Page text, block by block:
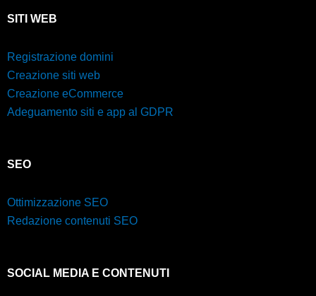
SITI WEB
Registrazione domini
Creazione siti web
Creazione eCommerce
Adeguamento siti e app al GDPR
SEO
Ottimizzazione SEO
Redazione contenuti SEO
SOCIAL MEDIA E CONTENUTI